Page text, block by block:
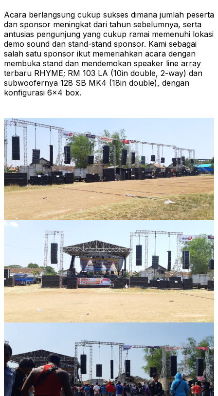
Acara berlangsung cukup sukses dimana jumlah peserta
dan sponsor meningkat dari tahun sebelumnya, serta
antusias pengunjung yang cukup ramai memenuhi lokasi
demo sound dan stand-stand sponsor. Kami sebagai
salah satu sponsor ikut memeriahkan acara dengan
membuka stand dan mendemokan speaker line array
terbaru RHYME; RM 103 LA (10in double, 2-way) dan
subwoofernya 128 SB MK4 (18in double), dengan
konfigurasi 6x4 box.